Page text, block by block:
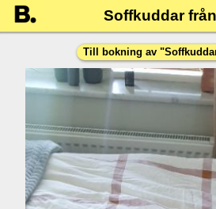
Soffkuddar
Till bokning av "